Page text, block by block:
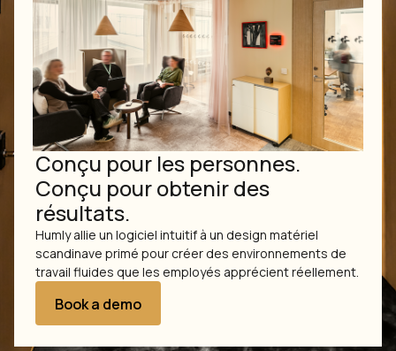
Conçu pour les personnes.
Conçu pour obtenir des
résultats.
Humly allie un logiciel intuitif à un design matériel
scandinave primé pour créer des environnements de
travail fluides que les employés apprécient réellement.
Book a demo